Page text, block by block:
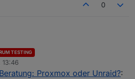
0
Nacht gelesen und Videos
Quadrat Augen
nen Brett fürs Rumdatteln.
TESTING
Beratung: Proxmox oder Unraid?: